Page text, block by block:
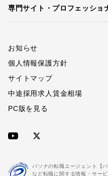
専門サイト・プロフェッショ
お知らせ
個人情報保護方針
サイトマップ
中途採用求人賃金相場
PC版を見る
パソナの転職エージェント【
など転職に関する情報・サー